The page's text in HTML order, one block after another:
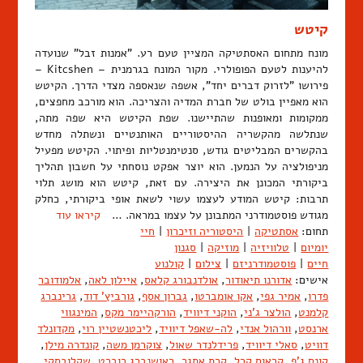
קיטש
מונח מתחום האסתטיקה המציין טעם רע. "אמנות זבל" שנועדה
להיענות לטעם הפופולרי. מקור המונח בגרמנית – Kitcshen –
פירושו "לזרוק דברים יחד", אשפה שנאספה מצדי הדרך. הקיטש
הוא מאפיין בולט של חברת המדיה והצריכה. הוא מורכב מחפצים,
ממקומות ומאופנות שהתיישנו. שפת הקיטש היא שפה מתה,
שנתלשה מהקשריה ההיסטוריים האותנטיים ונשתלה מחדש
בהקשרים המבליטים גודש, סנטימנטליות ופיתוי. הקיטש מפעיל
מניפולציה על הנמען. הוא יוצר אפקט נוסחתי על חשבון תהליך
ביקורתי המכונן את היצירה. עם זאת, קיטש הוא מושג תלוי
תרבות: קיטש המודע לעצמו עשוי לשאת אופי ביקורתי, כחלק
מגודש פוסטמודרני המתבונן על עצמו במראה. … קיראו עוד
תחום: אסתטיקה היסטוריה וזיכרון
חיי
יומיום
טלוויזיה מוזיקה
סגנון
חיים
פוסטמודרניזם צילום
קולנוע
אישים: אדורנו תיאודור, אולדנבורג קלאס, איילון לאה, אלמודובר
פדרו, אמיר גפי, אקו אומברטו, גברון אסף, גורביץ' דוד, גרינברג
קלמנט, הולצר ג'ני, הוקני דיוויד, הורקהיימר מקס, המינגווי
ארנסט, וורהול אנדי, לה-שאפל דיוויד, ליכטנשטיין רוי, מקדונלד
דוויט, סאלי דיוויד, פרידלנדר שאול, צוקרמן משה, קונדרה מילן,